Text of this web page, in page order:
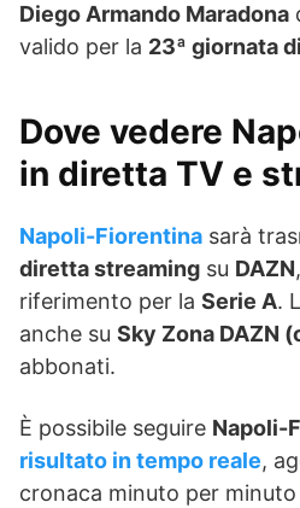
Diego Armando Maradona
valido per la 23ª giornata
Dove vedere
in diretta TV e
Napoli-Fiorentina sarà
diretta streaming su DAZN
riferimento per la Serie A.
anche su Sky Zona DAZN
abbonati.
È possibile seguire Napoli-
risultato in tempo reale,
cronaca minuto per